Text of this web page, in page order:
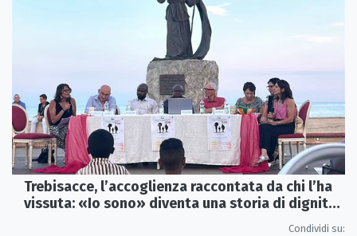
Trebisacce, l’accoglienza raccontata da chi l’ha
vissuta: «Io sono» diventa una storia di dignità
Condividi su: